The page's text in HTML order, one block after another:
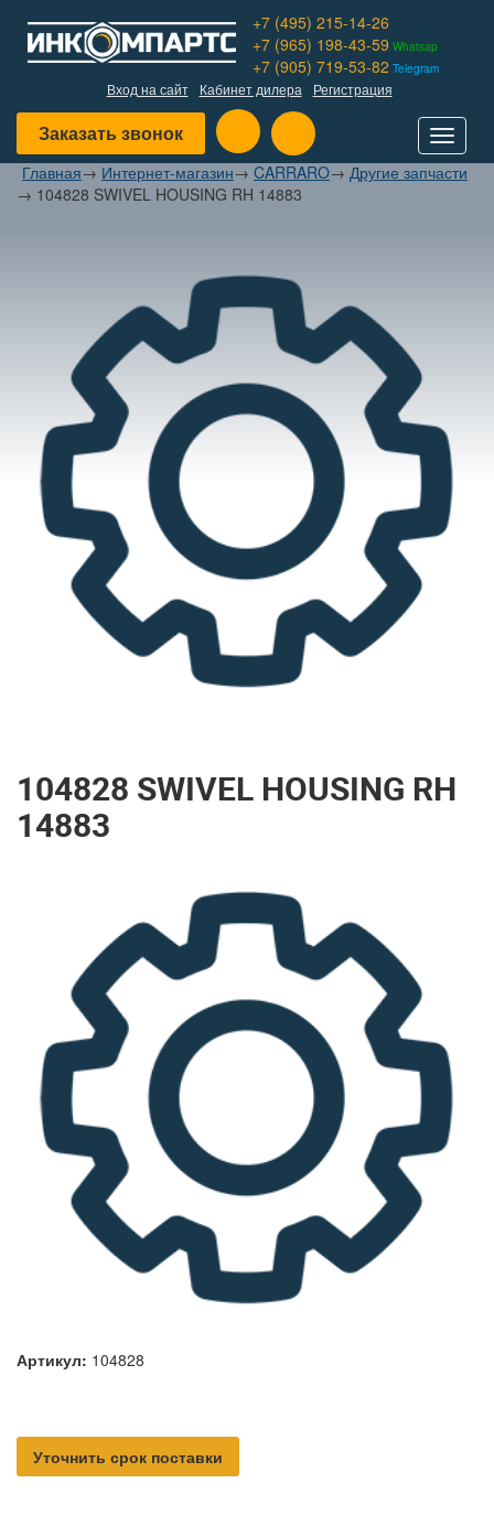
+7 (495) 215-14-26
+7 (965) 198-43-59 Whatsap
+7 (905) 719-53-82 Telegram
Вход на сайт Кабинет дилера Регистрация
Заказать звонок
Toggle
Главная→ Интернет-магазин→ CARRARO→ Другие запчасти
→ 104828 SWIVEL HOUSING RH 14883
104828 SWIVEL HOUSING RH
14883
Артикул: 104828
Уточнить срок поставки